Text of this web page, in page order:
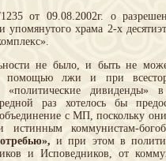
от 09.08.2002г. о
упомянутого храма 2-х
не было, и быть не
помощью лжи и при
«политические дивиденды»
раз хотелось бы
с МП, поскольку
истинным коммунистам-
отребью»,и при этом в
и Исповедников, от